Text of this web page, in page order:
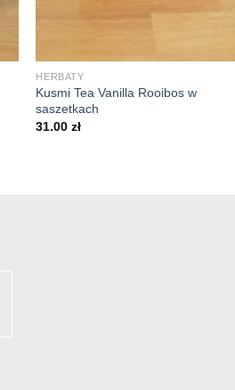
HERBATY
Kusmi Tea Vanilla Rooibos w
saszetkach
31.00zł